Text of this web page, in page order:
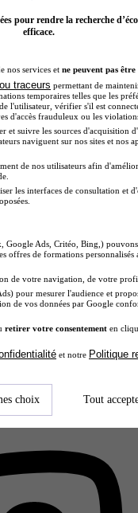
pour rendre la recherche
efficace.
nos services et ne peuvent pas être
traceurs permettant de
temporaires telles que les
l'utilisateur, vérifier s'il est
d'accès frauduleux ou les
et suivre les sources d'acquisition
naviguent sur nos sites et nos
de nos utilisateurs afin
les interfaces de consultation et
Google Ads, Critéo, Bing,)
offres de formations
de votre navigation, de votre
pour mesurer l'audience et
de vos données par Google
retirer votre consentement en
et notre Politique
choix Tout